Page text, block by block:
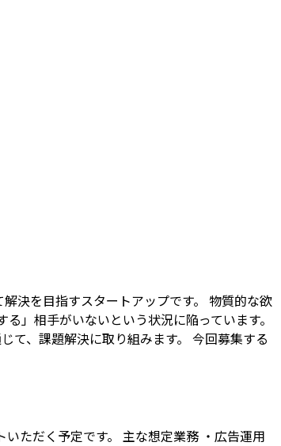
決を目指すスタートアップです。 物質的な欲
」相手がいないという状況に陥っています。
て、課題解決に取り組みます。 今回募集する
ただく予定です。 主な想定業務 ・広告運用